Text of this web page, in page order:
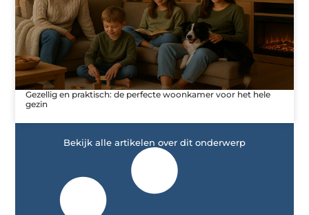
Gezellig en praktisch: de perfecte woonkamer voor het hele
gezin
Bekijk alle artikelen over dit onderwerp